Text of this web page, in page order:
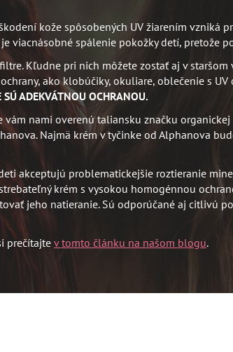
kože spôsobených UV žiarením vzniká
viacnásobné spálenie pokožky detí, pretože
Kľudne pri nich môžete zostať aj v staršom
ako klobúčiky, okuliare, oblečenie s
ADEKVÁTNOU OCHRANOU.
nami overenú taliansku značku
Najmä krém v tyčinke od Alphanova
akceptujú problematickejšie roztieranie
krém s vysokou homogénnou
jeho natieranie. Sú odporúčané aj citlivú
prečítajte v tomto článku na našom blogu.